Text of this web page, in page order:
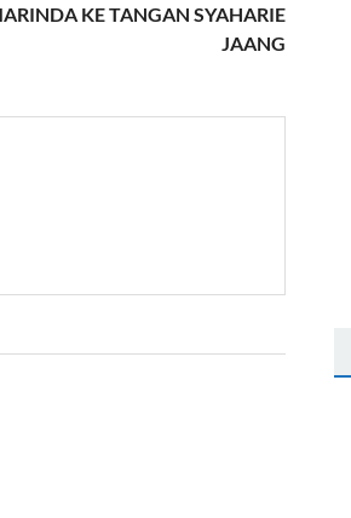
KE TANGAN SYAHARIE
JAANG